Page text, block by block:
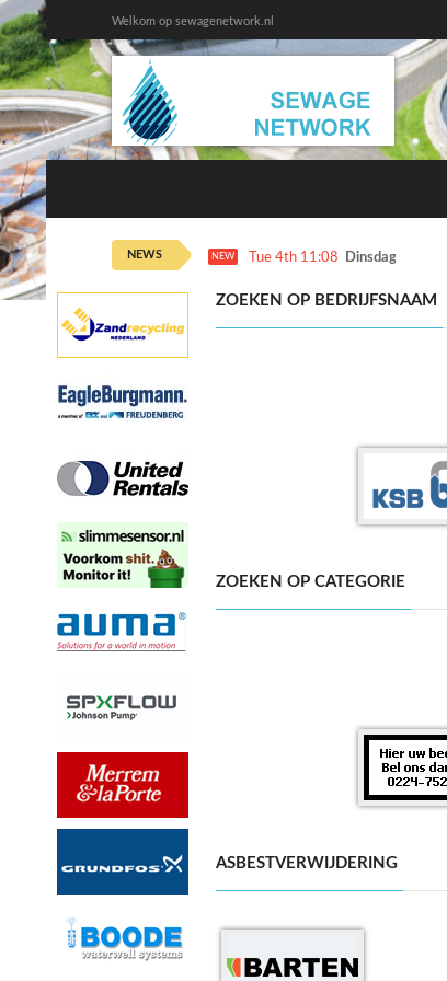
Welkom op sewagenetwork.nl
NEWS NEW Tue 4th 11:08 Dinsdag 4
ZOEKEN OP BEDRIJFSNAAM
ZOEKEN OP CATEGORIE
ASBESTVERWIJDERING